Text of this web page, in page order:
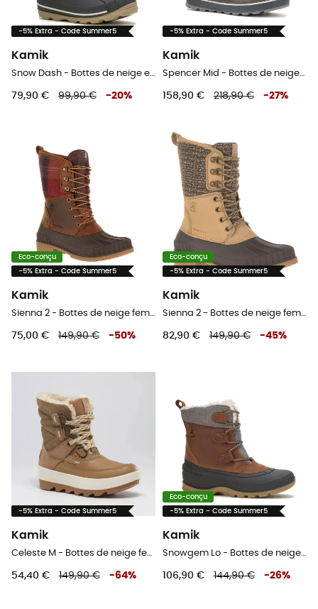
-5% Extra - Code Summer5
Kamik
79,90 € 99,90 € -20%
-5% Extra - Code Summer5
Kamik
158,90 € 218,90 € -27%
Eco-conçu
-5% Extra - Code Summer5
Kamik
75,00 € 149,90 € -50%
Eco-conçu
-5% Extra - Code Summer5
Kamik
82,90 € 149,90 € -45%
-5% Extra - Code Summer5
Kamik
54,40 € 149,90 € -64%
Eco-conçu
-5% Extra - Code Summer5
Kamik
106,90 € 144,90 € -26%